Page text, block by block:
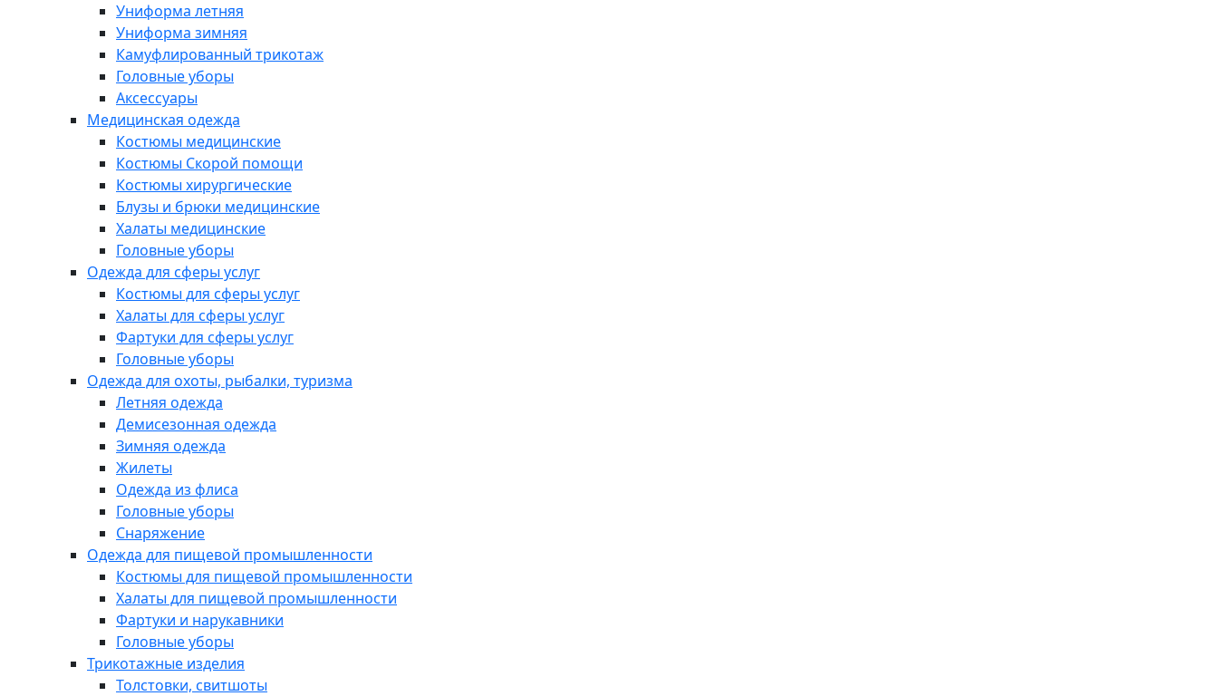
Униформа летняя
Униформа зимняя
Камуфлированный трикотаж
Головные уборы
Аксессуары
Медицинская одежда
Костюмы медицинские
Костюмы Скорой помощи
Костюмы хирургические
Блузы и брюки медицинские
Халаты медицинские
Головные уборы
Одежда для сферы услуг
Костюмы для сферы услуг
Халаты для сферы услуг
Фартуки для сферы услуг
Головные уборы
Одежда для охоты, рыбалки, туризма
Летняя одежда
Демисезонная одежда
Зимняя одежда
Жилеты
Одежда из флиса
Головные уборы
Снаряжение
Одежда для пищевой промышленности
Костюмы для пищевой промышленности
Халаты для пищевой промышленности
Фартуки и нарукавники
Головные уборы
Трикотажные изделия
Толстовки, свитшоты